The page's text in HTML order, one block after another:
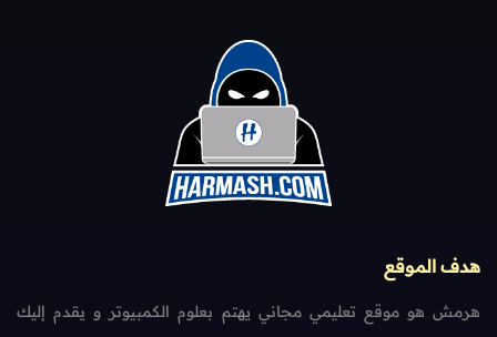
هدف الموقع
هرمش هو موقع تعليمي مجاني يهتم بعلوم الكمبيوتر و يقدم إليك